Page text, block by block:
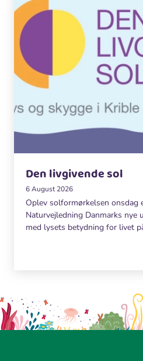
Den livgivende sol
6 August 2026
Oplev solformørkelsen onsdag
Naturvejledning Danmarks nye
med lysets betydning for livet